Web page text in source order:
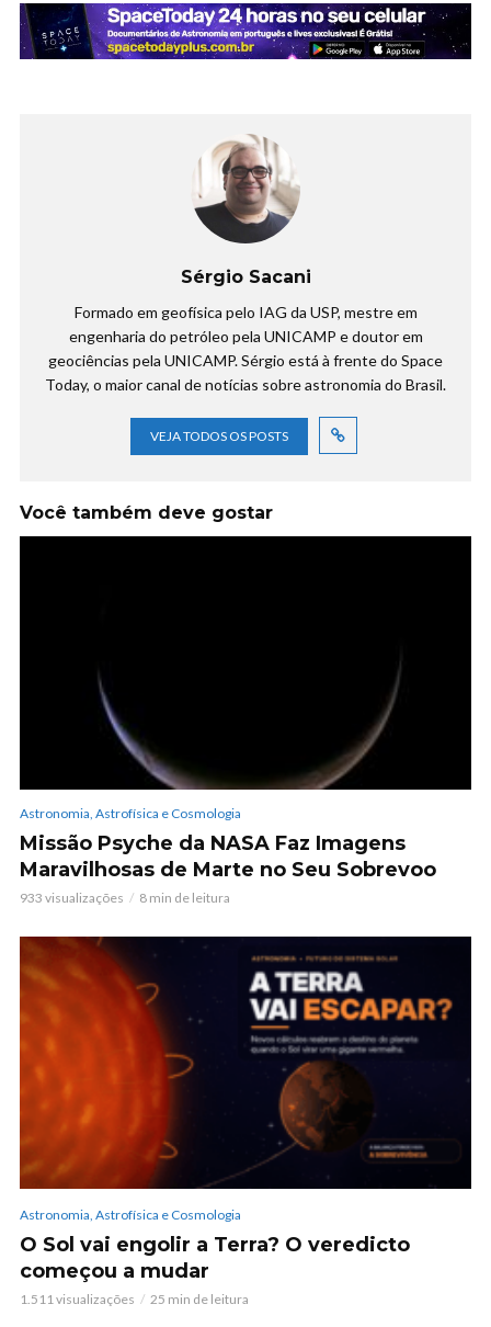
Sérgio Sacani
Formado em geofísica pelo IAG da USP, mestre em
engenharia do petróleo pela UNICAMP e doutor em
geociências pela UNICAMP. Sérgio está à frente do Space
Today, o maior canal de notícias sobre astronomia do Brasil.
VEJA TODOS OS POSTS
Você também deve gostar
Astronomia, Astrofísica e Cosmologia
Missão Psyche da NASA Faz Imagens
Maravilhosas de Marte no Seu Sobrevoo
933 visualizações 8 min de leitura
Astronomia, Astrofísica e Cosmologia
O Sol vai engolir a Terra? O veredicto
começou a mudar
1.511 visualizações 25 min de leitura